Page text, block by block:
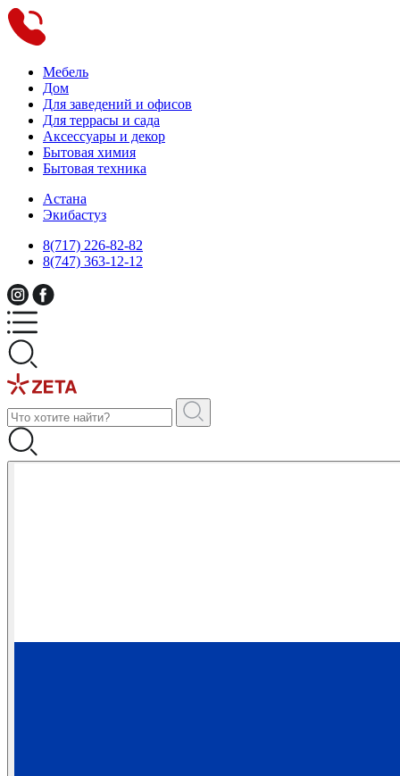
Мебель
Дом
Для заведений и офисов
Для террасы и сада
Аксессуары и декор
Бытовая химия
Бытовая техника
Астана
Экибастуз
8(717) 226-82-82
8(747) 363-12-12